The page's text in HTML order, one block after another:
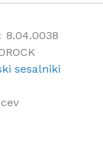
8.04.0038
sesalniki